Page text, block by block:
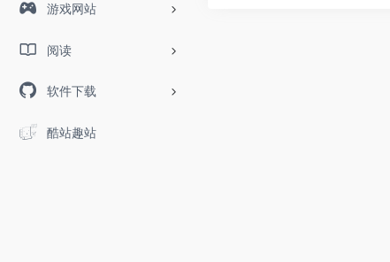
游戏网站
阅读
软件下载
酷站趣站